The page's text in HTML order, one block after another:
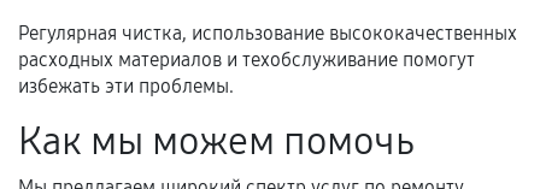
Когда гарантия не действует
Нарушение правил эксплуатации,
перегрев, коррозия.
Регулярная чистка, использование высококачественных
расходных материалов и техобслуживание помогут
избежать эти проблемы.
Как мы можем помочь